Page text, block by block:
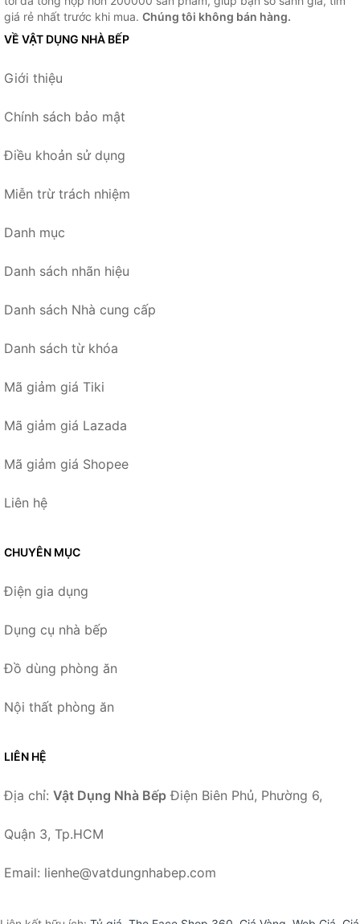
giá rẻ nhất trước khi mua. Chúng tôi không bán hàng.
VỀ VẬT DỤNG NHÀ BẾP
Giới thiệu
Chính sách bảo mật
Điều khoản sử dụng
Miễn trừ trách nhiệm
Danh mục
Danh sách nhãn hiệu
Danh sách Nhà cung cấp
Danh sách từ khóa
Mã giảm giá Tiki
Mã giảm giá Lazada
Mã giảm giá Shopee
Liên hệ
CHUYÊN MỤC
Điện gia dụng
Dụng cụ nhà bếp
Đồ dùng phòng ăn
Nội thất phòng ăn
LIÊN HỆ
Địa chỉ: Vật Dụng Nhà Bếp Điện Biên Phủ, Phường 6,
Quận 3, Tp.HCM
Email: lienhe@vatdungnhabep.com